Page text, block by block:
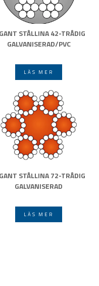
STÅLLINA 42-TRÅDIG
GALVANISERAD/PVC
LÄS MER
STÅLLINA 72-TRÅDIG
GALVANISERAD
LÄS MER